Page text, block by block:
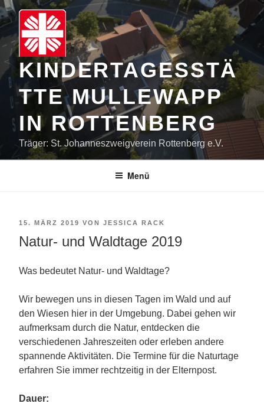
Zum
Inhalt
springen
KINDERTAGESSTÄ
TTE MULLEWAPP
IN ROTTENBERG
Träger: St. Johanneszweigverein Rottenberg e.V.
Menü
VERÖFFENTLICHT
AM
15. MÄRZ 2019 VON JESSICA RACK
Natur- und Waldtage 2019
Was bedeutet Natur- und Waldtage?
Wir bewegen uns in diesen Tagen im Wald und auf
den Wiesen hier in der Umgebung. Dabei gehen wir
aufmerksam durch die Natur, entdecken die
verschiedenen Jahreszeiten oder erleben andere
spannende Aktivitäten. Die Termine für die Naturtage
erfahren Sie immer rechtzeitig in der Elternpost.
Dauer: